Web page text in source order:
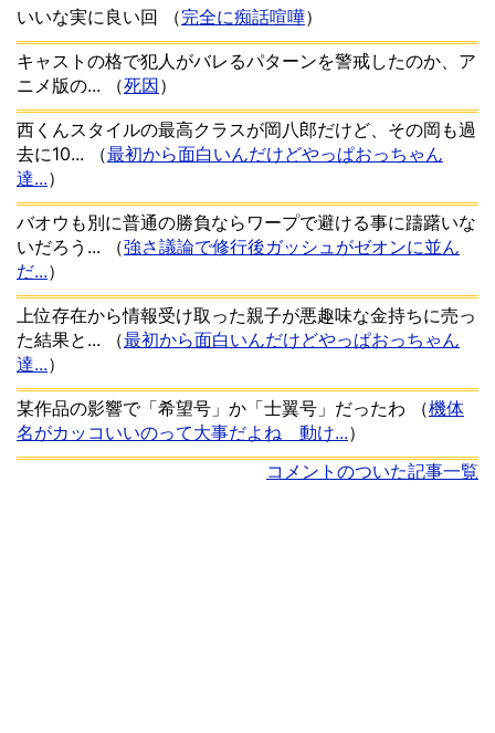
いいな実に良い回 （完全に痴話喧嘩）
キャストの格で犯人がバレるパターンを警戒したのか、ア
ニメ版の...
（死因）
西くんスタイルの最高クラスが岡八郎だけど、その岡も過
去に10...
（最初から面白いんだけどやっぱおっちゃん
達...）
バオウも別に普通の勝負ならワープで避ける事に躊躇いな
いだろう...
（強さ議論で修行後ガッシュがゼオンに並ん
だ...）
上位存在から情報受け取った親子が悪趣味な金持ちに売っ
た結果と...
（最初から面白いんだけどやっぱおっちゃん
達...）
某作品の影響で「希望号」か「士翼号」だったわ
（機体
名がカッコいいのって大事だよね 動け...）
コメントのついた記事一覧